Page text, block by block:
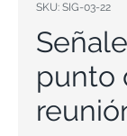
SKU: SIG-03-22
punto